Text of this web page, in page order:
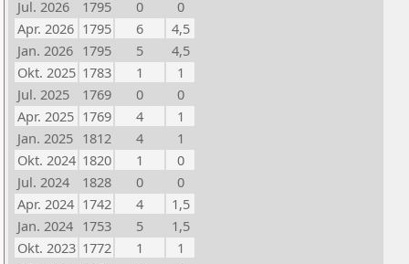
Jul. 2026
1795 0
0
Apr. 2026 1795 6
4,5
Jan. 2026 1795 5
4,5
Okt. 2025 1783 1
1
Jul. 2025
1769 0
0
Apr. 2025 1769 4
1
Jan. 2025 1812 4
1
Okt. 2024 1820 1
0
Jul. 2024
1828 0
0
Apr. 2024 1742 4
1,5
Jan. 2024 1753 5
1,5
Okt. 2023 1772 1
1